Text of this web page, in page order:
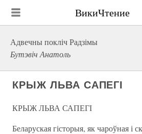
ВикиЧтение
Адвечны покліч Радзімы
Бутэвіч Анатоль
КРЫЖ ЛЬВА САПЕГІ
КРЫЖ ЛЬВА САПЕГІ
Беларуская гісторыя, як чароўная і